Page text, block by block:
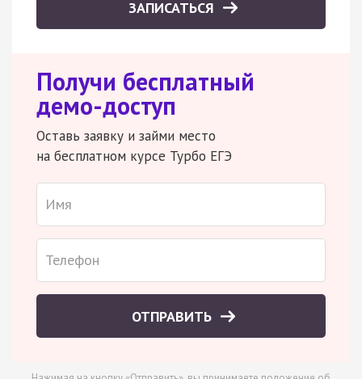
ЗАПИСАТЬСЯ
Получи бесплатный
демо-доступ
Оставь заявку и займи место
на бесплатном курсе Турбо ЕГЭ
ОТПРАВИТЬ